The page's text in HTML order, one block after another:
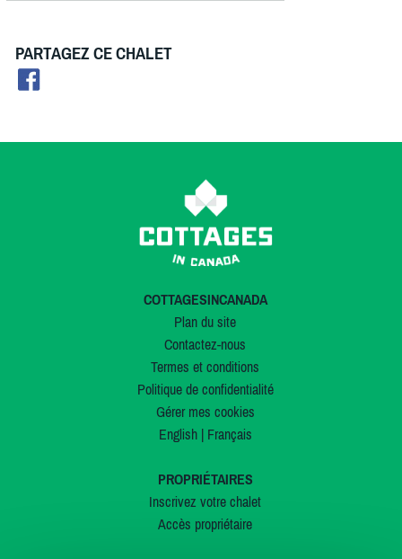
PARTAGEZ CE CHALET
COTTAGESINCANADA
Plan du site
Contactez-nous
Termes et conditions
Politique de confidentialité
Gérer mes cookies
English| Français
PROPRIÉTAIRES
Inscrivez votre chalet
Accès propriétaire